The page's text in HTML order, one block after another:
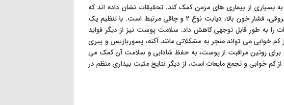
بسیاری از بیماری های مزمن کمک کند. تحقیقات نشان داده اند که
خواب ناکافی و نامنظم با افزایش خطر بیماری های قلبی-عروقی، فشار خون بالا، دیابت نوع ۲ و چاقی مرتبط است. با تنظیم یک
به طور قابل توجهی کاهش داد. سلامت پوست نیز از دیگر فواید
می تواند منجر به مشکلاتی مانند آکنه، پسوریازیس و پیری
روتین مراقبت از پوست، به حفظ شادابی و سلامت آن کمک می
خوابی و تجمع مایعات است، از دیگر نتایج مثبت بیداری منظم در